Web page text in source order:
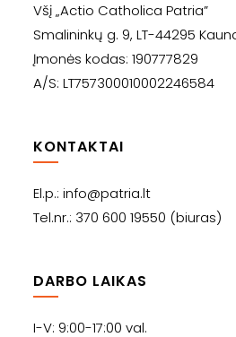
Všį „Actio Catholica Patria”
Smalininkų g. 9, LT-44295
Įmonės kodas: 190777829
A/S: LT757300010002246584
KONTAKTAI
El.p.: info@patria.lt
Tel.nr.: 370 600 19550 (biuras)
DARBO LAIKAS
I-V: 9:00-17:00 val.